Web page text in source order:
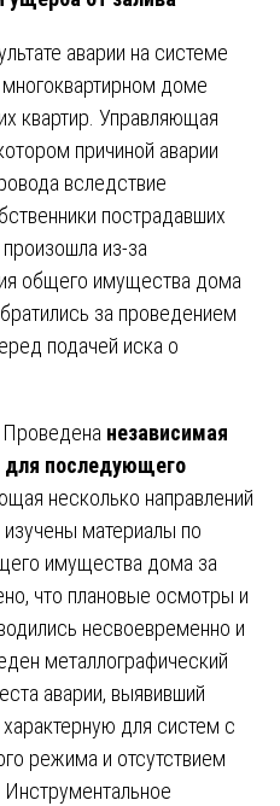
аварии на системе
доме
квартир. Управляющая
причиной аварии
вследствие
пострадавших
произошла из-за
общего имущества дома
за проведением
подачей иска о
Проведена независимая
для последующего
несколько направлений
материалы по
имущества дома за
что плановые осмотры и
несвоевременно и
металлографический
аварии, выявивший
для систем с
режима и отсутствием